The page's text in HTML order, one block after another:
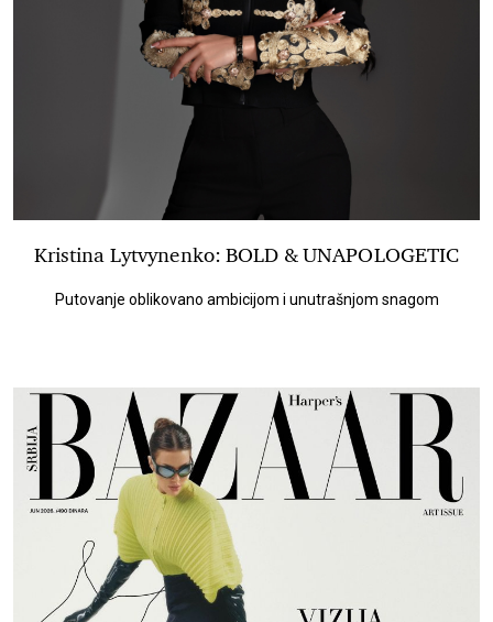
Kristina Lytvynenko: BOLD & UNAPOLOGETIC
Putovanje oblikovano ambicijom i unutrašnjom snagom